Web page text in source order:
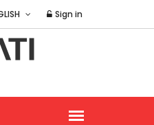
Sign in